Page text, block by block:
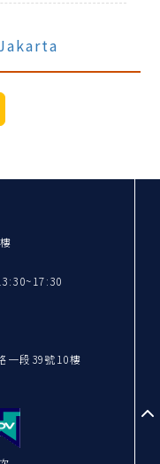
一段39號10樓
至